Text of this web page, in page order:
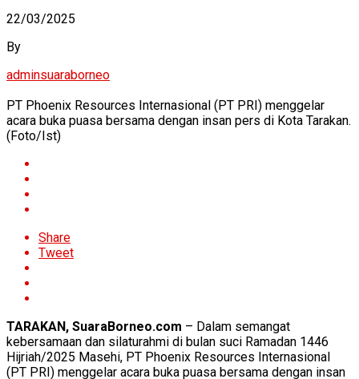
22/03/2025
By
adminsuaraborneo
PT Phoenix Resources Internasional (PT PRI) menggelar
acara buka puasa bersama dengan insan pers di Kota Tarakan.
(Foto/Ist)
Share
Tweet
TARAKAN, SuaraBorneo.com – Dalam semangat
kebersamaan dan silaturahmi di bulan suci Ramadan 1446
Hijriah/2025 Masehi, PT Phoenix Resources Internasional
(PT PRI) menggelar acara buka puasa bersama dengan insan